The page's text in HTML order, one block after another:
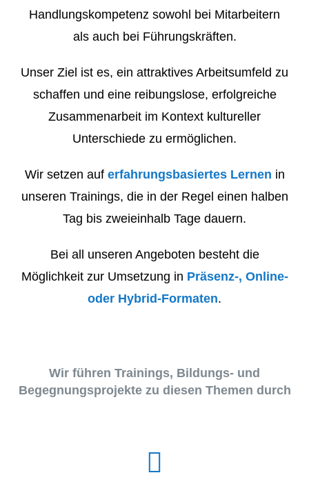
Handlungskompetenz sowohl bei Mitarbeitern
als auch bei Führungskräften.
Unser Ziel ist es, ein attraktives Arbeitsumfeld zu
schaffen und eine reibungslose, erfolgreiche
Zusammenarbeit im Kontext kultureller
Unterschiede zu ermöglichen.
Wir setzen auf erfahrungsbasiertes Lernen in
unseren Trainings, die in der Regel einen halben
Tag bis zweieinhalb Tage dauern.
Bei all unseren Angeboten besteht die
Möglichkeit zur Umsetzung in Präsenz-, Online-
oder Hybrid-Formaten.
Wir führen Trainings, Bildungs- und
Begegnungsprojekte zu diesen Themen durch